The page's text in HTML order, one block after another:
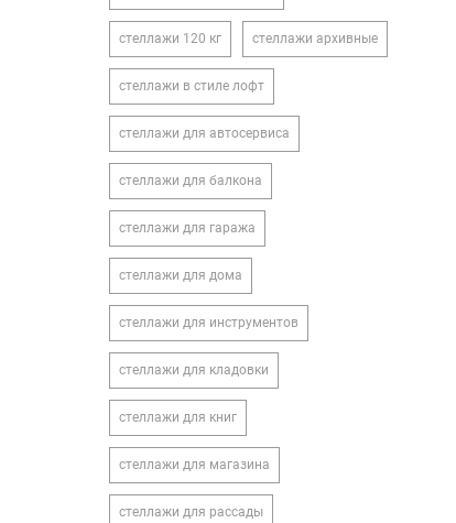
стеллажи 120 кг стеллажи архивные
стеллажи в стиле лофт
стеллажи для автосервиса
стеллажи для балкона
стеллажи для гаража
стеллажи для дома
стеллажи для инструментов
стеллажи для кладовки
стеллажи для книг
стеллажи для магазина
стеллажи для рассады